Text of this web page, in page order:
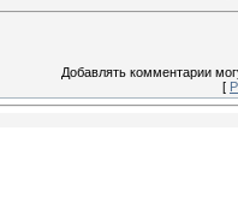
Добавлять комментарии
[